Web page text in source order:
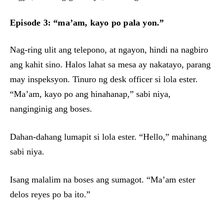
Episode 3: “ma’am, kayo po pala yon.”
Nag-ring ulit ang telepono, at ngayon, hindi na nagbiro
ang kahit sino. Halos lahat sa mesa ay nakatayo, parang
may inspeksyon. Tinuro ng desk officer si lola ester.
“Ma’am, kayo po ang hinahanap,” sabi niya,
nanginginig ang boses.
Dahan-dahang lumapit si lola ester. “Hello,” mahinang
sabi niya.
Isang malalim na boses ang sumagot. “Ma’am ester
delos reyes po ba ito.”